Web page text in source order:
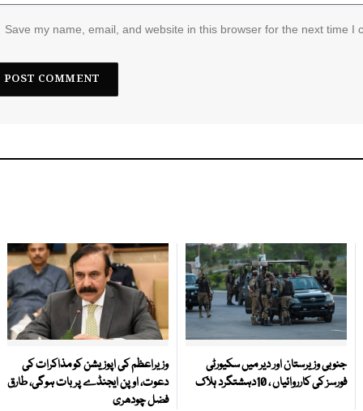
Save my name, email, and website in this browser for the next time I
جنوبی وزیرستان اور دیر میں سکیورٹی
فورسز کی کارروائیاں ، 10دہشتگرد ہلاک
وزیراعظم کی اپوزیشن کو مذاکرات کی
دعوت، اوپن ایجنڈے پر بات ہوگی، طارق
فضل چودھری